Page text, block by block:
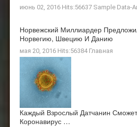
июнь 02, 2016 Hits:56637 Sample Data-
Норвежский Миллиардер
Норвегию, Швецию И Данию
мая 20, 2016 Hits:56384 Главная
Каждый Взрослый Датчанин
Коронавирус …